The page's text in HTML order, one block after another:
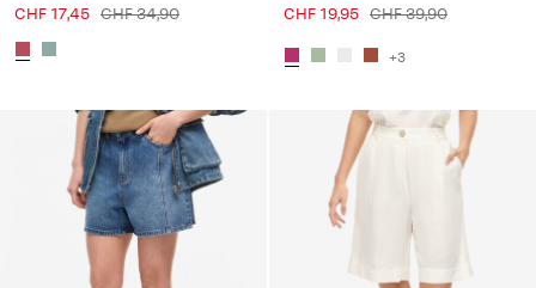
CHF 17,45 CHF 34,90
CHF 19,95 CHF 39,90
+3